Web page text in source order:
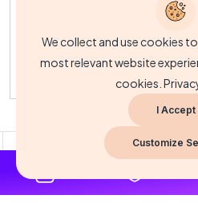
Description du coursLe cours de
pour introduire les apprenants aux
5 6 7
We collect and use cookies
most relevant website
cookies.
I Accept
Customize